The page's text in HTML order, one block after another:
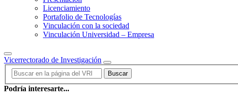
Licenciamiento
Portafolio de Tecnologías
Vinculación con la sociedad
Vinculación Universidad – Empresa
Vicerrectorado de Investigación
Buscar
Podría interesarte...